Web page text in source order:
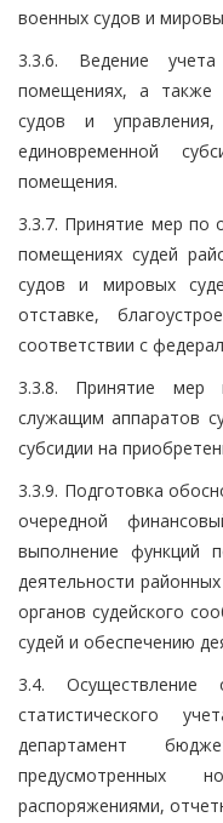
военных судов и
3.3.6. Ведение
помещениях, а также
судов и
единовременной
помещения.
3.3.7. Принятие мер
помещениях судей
судов и мировых
отставке,
соответствии с
3.3.8. Принятие мер
служащим аппаратов
субсидии на
3.3.9. Подготовка
очередной
выполнение функций
деятельности
органов судейского
судей и обеспечению
3.4. Осуществление
статистического
департамент
предусмотренных
распоряжениями,